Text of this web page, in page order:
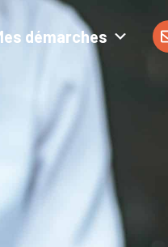
démarches